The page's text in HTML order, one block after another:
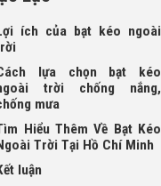
ích của bạt kéo ngoài
lựa chọn bạt kéo
trời chống nắng,
mưa
Hiểu Thêm Về Bạt Kéo
Trời Tại Hồ Chí Minh
luận